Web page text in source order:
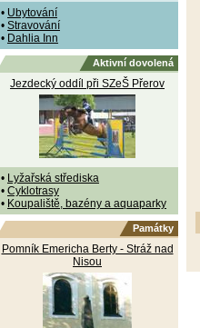
• Ubytování
• Stravování
• Dahlia Inn
Aktivní dovolená
Jezdecký oddíl při SZeŠ Přerov
• Lyžařská střediska
• Cyklotrasy
• Koupaliště, bazény a aquaparky
Památky
Pomník Emericha Berty - Stráž nad
Nisou